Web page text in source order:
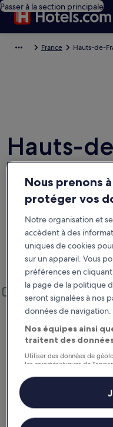
Passer à la section principale
France Hauts-de-
Hauts-
voitures
de
Lieu de prise en
Lieu de prise en
Ajouter un lieu de
Prise en charge
20 août
Prise en charge
J’ai un code de réduction
Nous prenons
protéger vos
Notre organisation et
accèdent à des
uniques de cookies
sur un appareil. Vous
préférences en
la page de la politique
seront signalées à nos
données de navigation.
Nos équipes ainsi
traitent des
Utiliser des données de
les caractéristiques de
personnalisés, mesure de
études d’audience et
Liste de nos partenaires